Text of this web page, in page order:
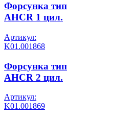
Форсунка тип
AHCR 1 цил.
Артикул:
K01.001868
Форсунка тип
AHCR 2 цил.
Артикул:
K01.001869